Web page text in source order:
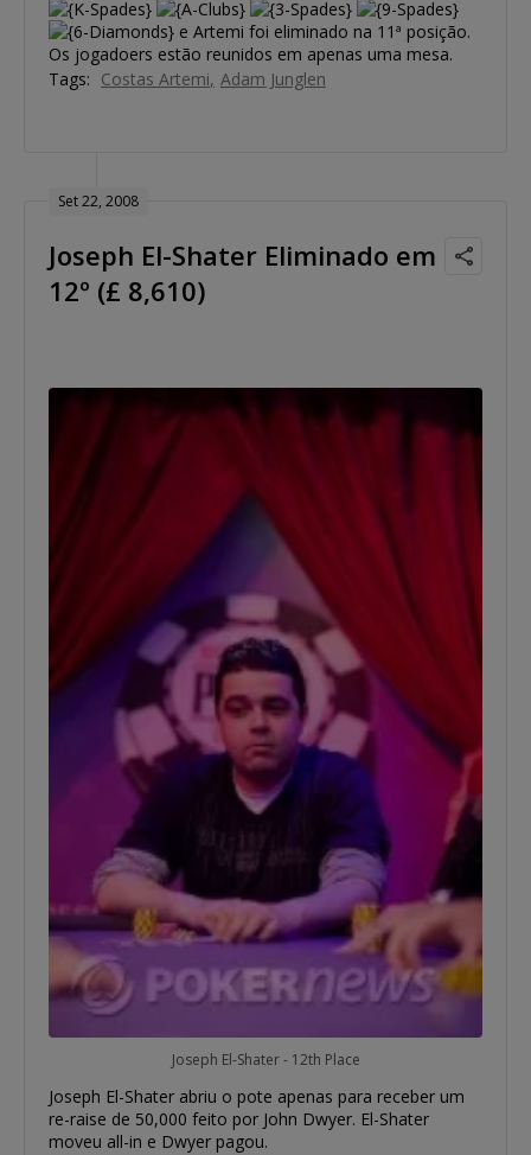
e Artemi foi eliminado na 11ª posição.
Os jogadoers estão reunidos em apenas uma mesa.
Tags: Costas Artemi Adam Junglen
Set 22, 2008
Joseph El-Shater Eliminado em
12º (£ 8,610)
Joseph El-Shater - 12th Place
Joseph El-Shater abriu o pote apenas para receber um
re-raise de 50,000 feito por John Dwyer. El-Shater
moveu all-in e Dwyer pagou.